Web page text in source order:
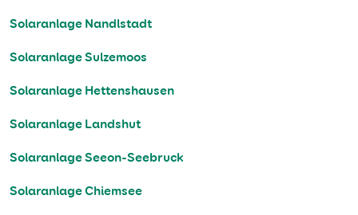
Solaranlage Nandlstadt
Solaranlage Sulzemoos
Solaranlage Hettenshausen
Solaranlage Landshut
Solaranlage Seeon-Seebruck
Solaranlage Chiemsee